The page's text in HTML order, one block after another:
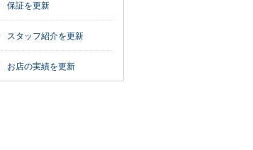
保証を更新
スタッフ紹介を更新
お店の実績を更新